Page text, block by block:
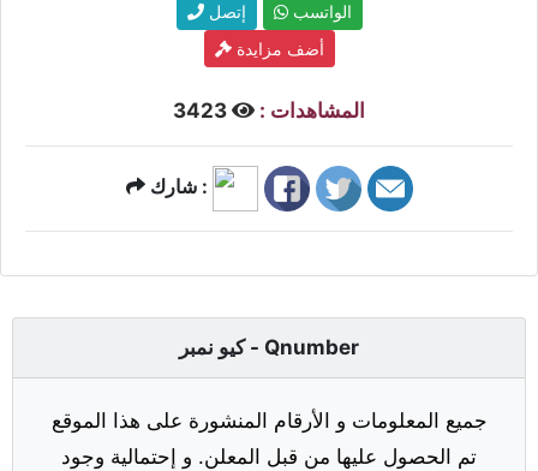
إتصل
الواتسب
أضف مزايدة
المشاهدات :
شارك :
كيو نمبر - Qnumber
جميع المعلومات و الأرقام المنشورة على هذا الموقع
تم الحصول عليها من قبل المعلن. و إحتمالية وجود